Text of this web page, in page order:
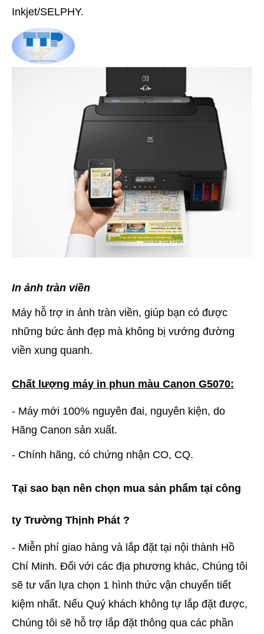
Inkjet/SELPHY.
In ảnh tràn viền
Máy hỗ trợ in ảnh tràn viền, giúp bạn có được
những bức ảnh đẹp mà không bị vướng đường
viền xung quanh.
Chất lượng máy in phun màu Canon G5070:
- Máy mới 100% nguyên đai, nguyên kiện, do
Hãng Canon sản xuất.
- Chính hãng, có chứng nhận CO, CQ.
Tại sao bạn nên chọn mua sản phẩm tại công
ty Trường Thịnh Phát ?
- Miễn phí giao hàng và lắp đặt tại nội thành Hồ
Chí Minh. Đối với các địa phương khác, Chúng tôi
sẽ tư vấn lựa chọn 1 hình thức vận chuyển tiết
kiệm nhất. Nếu Quý khách không tự lắp đặt được,
Chúng tôi sẽ hỗ trợ lắp đặt thông qua các phần